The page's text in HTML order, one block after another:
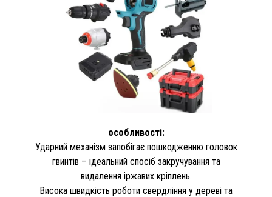
особливості:
Ударний механізм запобігає пошкодженню головок
гвинтів – ідеальний спосіб закручування та
видалення іржавих кріплень.
Висока швидкість роботи свердління у дереві та